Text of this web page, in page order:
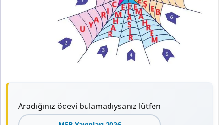
Aradığınız ödevi bulamadıysanız lütfen